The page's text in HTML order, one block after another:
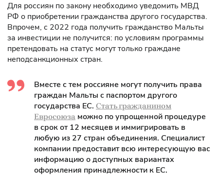
Для россиян по закону необходимо уведомить МВД
РФ о приобретении гражданства другого государства.
Впрочем, с 2022 года получить гражданство Мальты
за инвестиции не получится: по условиям программы
претендовать на статус могут только граждане
неподсанкционных стран.
Вместе с тем россияне могут получить права
граждан Мальты с паспортом другого
государства ЕС. Стать гражданином
Евросоюза можно по упрощенной процедуре
в срок от 12 месяцев и иммигрировать в
любую из 27 стран объединения. Специалист
компании предоставит всю интересующую вас
информацию о доступных вариантах
оформления принадлежности к ЕС.